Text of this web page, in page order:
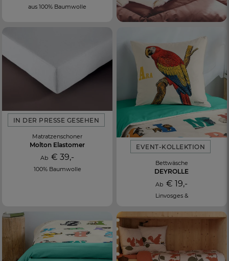
aus 100% Baumwolle
IN DER PRESSE GESEHEN
Matratzenschoner
Molton Elastomer
Ab€ 39,-
100% Baumwolle
EVENT-KOLLEKTION
Bettwäsche
DEYROLLE
Ab€ 19,-
Linvosges &